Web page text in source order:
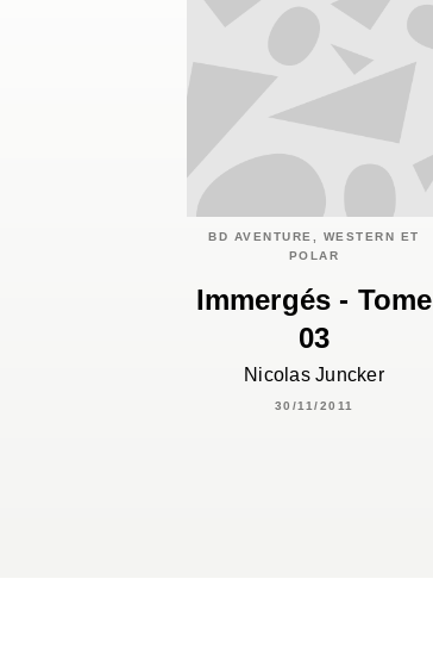
BD AVENTURE, WESTERN ET
POLAR
Immergés - Tome
03
Nicolas Juncker
30/11/2011